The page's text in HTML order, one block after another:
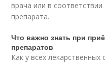
врача или в
препарата.
Что важно знать при
препаратов
Как у всех лекарственных